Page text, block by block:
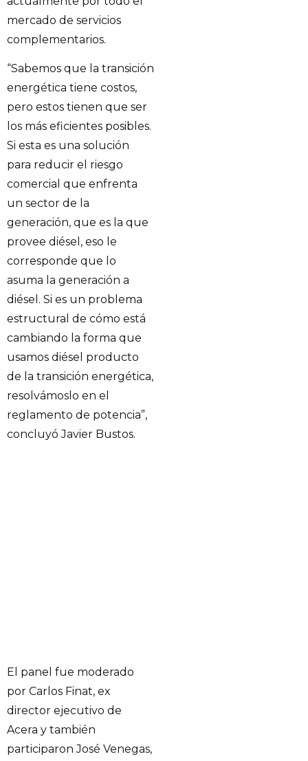
mercado de servicios
complementarios.
“Sabemos que la transición
energética tiene costos,
pero estos tienen que ser
los más eficientes posibles.
Si esta es una solución
para reducir el riesgo
comercial que enfrenta
un sector de la
generación, que es la que
provee diésel, eso le
corresponde que lo
asuma la generación a
diésel. Si es un problema
estructural de cómo está
cambiando la forma que
usamos diésel producto
de la transición energética,
resolvámoslo en el
reglamento de potencia”,
concluyó Javier Bustos.
El panel fue moderado
por Carlos Finat, ex
director ejecutivo de
Acera y también
participaron José Venegas,